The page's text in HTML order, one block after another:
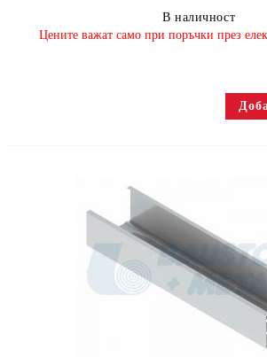
В наличност
​Цените важат само при поръчки през